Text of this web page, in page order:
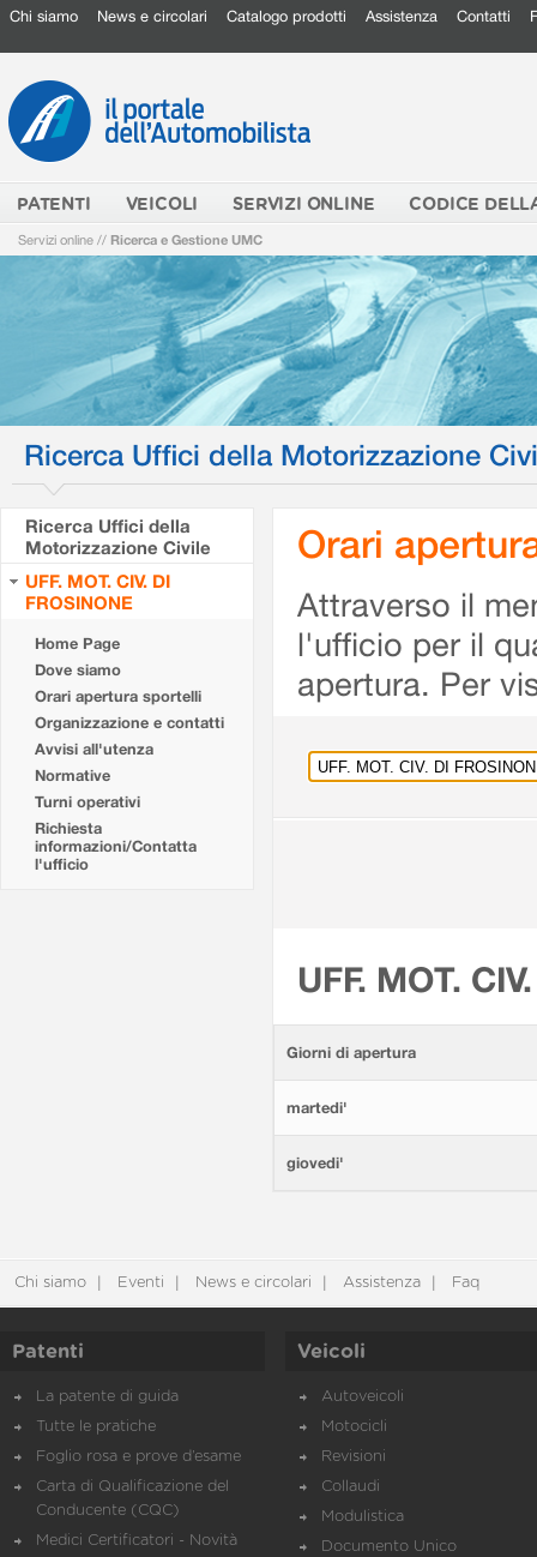
Chi siamo News e circolari Catalogo prodotti Assistenza Contatti
PATENTI VEICOLI SERVIZI ONLINE CODICE
Servizi online // Ricerca e Gestione UMC
Ricerca Uffici della Motorizzazione
Ricerca Uffici della
Motorizzazione Civile
UFF. MOT. CIV. DI
FROSINONE
Home Page
Dove siamo
Orari apertura sportelli
Organizzazione e contatti
Avvisi all'utenza
Normative
Turni operativi
Richiesta
informazioni/Contatta
l'ufficio
Orari
Attraverso il
l'ufficio per il
apertura. Per
UFF. MOT.
Giorni di apertura
martedi'
giovedi'
Chi siamo Eventi News e circolari Assistenza Faq
Patenti
La patente di guida
Tutte le pratiche
Foglio rosa e prove d’esame
Carta di Qualificazione del
Conducente (CQC)
Medici Certificatori - Novità
Veicoli
Autoveicoli
Motocicli
Revisioni
Collaudi
Modulistica
Documento Unico